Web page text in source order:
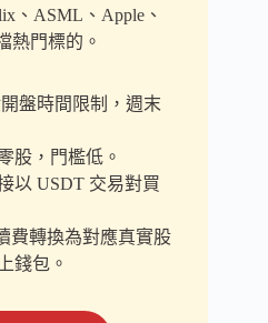
、ASML、Apple、
熱門標的。
盤時間限制，週末
股，門檻低。
以 USDT 交易對買
費轉換為對應真實股
錢包。